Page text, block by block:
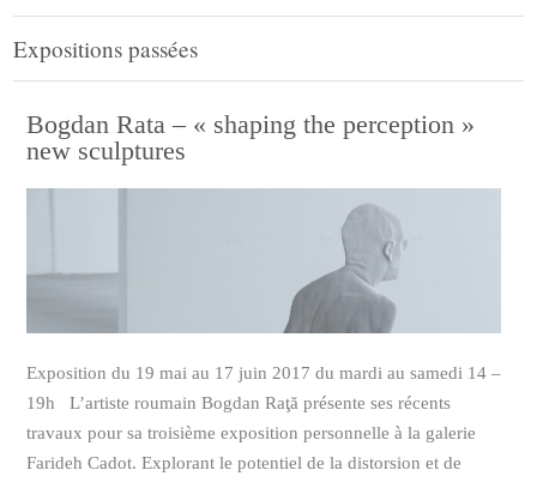
Expositions passées
Bogdan Rata – « shaping the perception »
new sculptures
Exposition du 19 mai au 17 juin 2017 du mardi au samedi 14 –
19h L’artiste roumain Bogdan Raţă présente ses récents
travaux pour sa troisième exposition personnelle à la galerie
Farideh Cadot. Explorant le potentiel de la distorsion et de